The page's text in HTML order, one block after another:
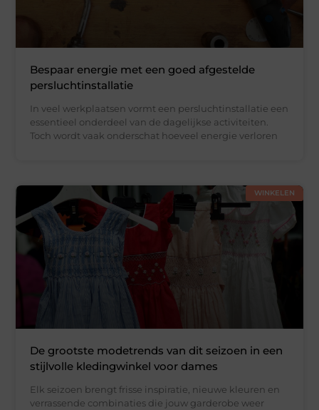
Bespaar energie met een goed afgestelde
persluchtinstallatie
In veel werkplaatsen vormt een persluchtinstallatie een
essentieel onderdeel van de dagelijkse activiteiten.
Toch wordt vaak onderschat hoeveel energie verloren
WINKELEN
De grootste modetrends van dit seizoen in een
stijlvolle kledingwinkel voor dames
Elk seizoen brengt frisse inspiratie, nieuwe kleuren en
verrassende combinaties die jouw garderobe weer